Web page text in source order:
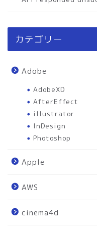
カテゴリー
Adobe
AdobeXD
AfterEffect
illustrator
InDesign
Photoshop
Apple
AWS
cinema4d